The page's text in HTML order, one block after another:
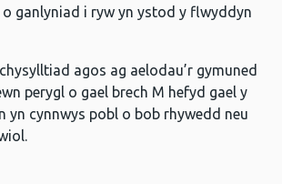
o ganlyniad i ryw yn ystod y flwyddyn
agos ag aelodau’r gymuned
perygl o gael brech M hefyd gael y
yn cynnwys pobl o bob rhywedd neu